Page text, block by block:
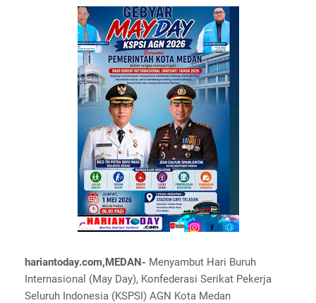
hariantoday.com,MEDAN- Menyambut Hari Buruh
Internasional (May Day), Konfederasi Serikat Pekerja
Seluruh Indonesia (KSPSI) AGN Kota Medan